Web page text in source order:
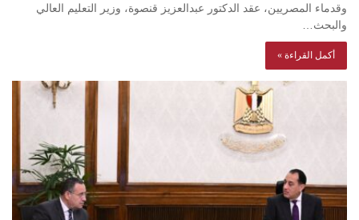
وقدماء المصريين، عقد الدكتور عبدالعزيز قنصوة، وزير التعليم العالي
والبحث…
أكمل القراءة »